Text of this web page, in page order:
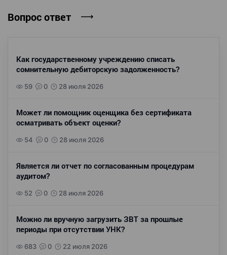
Вопрос ответ
Как государственному учреждению списать
сомнительную дебиторскую задолженность?
59 0 28 июля 2026
Может ли помощник оценщика без сертификата
осматривать объект оценки?
54 0 28 июля 2026
Является ли отчет по согласованным процедурам
аудитом?
52 0 28 июля 2026
Можно ли вручную загрузить ЗВТ за прошлые
периоды при отсутствии УНК?
683 0 22 июля 2026